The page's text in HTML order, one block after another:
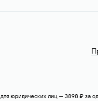
юридических лиц — 3898 ₽